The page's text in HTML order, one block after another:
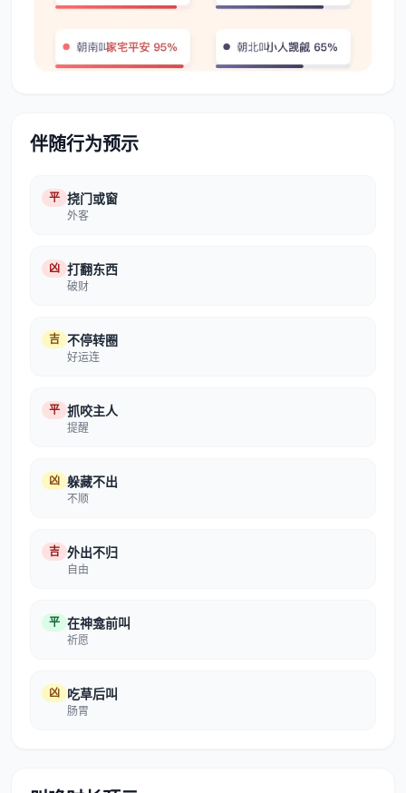
伴随行为预示
平 挠门或窗
外客
凶 打翻东西
破财
吉 不停转圈
好运连
平 抓咬主人
提醒
凶 躲藏不出
不顺
吉 外出不归
自由
平 在神龛前叫
祈愿
凶 吃草后叫
肠胃